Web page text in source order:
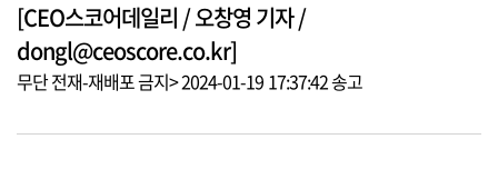
[CEO스코어데일리 / 오창영 기자 /
dongl@ceoscore.co.kr]
무단 전재-재배포 금지> 2024-01-19 17:37:42 송고